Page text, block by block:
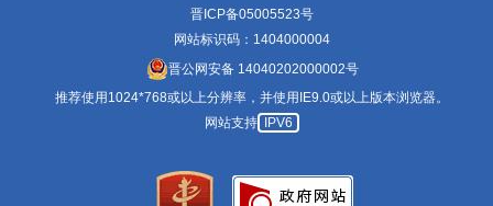
晋ICP备05005523号
网站标识码：1404000004
晋公网安备 14040202000002号
推荐使用1024*768或以上分辨率，并使用IE9.0或以上版本浏览器。
网站支持
IPV6